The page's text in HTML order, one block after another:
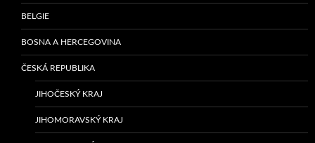
BELGIE
BOSNA A HERCEGOVINA
ČESKÁ REPUBLIKA
JIHOČESKÝ KRAJ
JIHOMORAVSKÝ KRAJ